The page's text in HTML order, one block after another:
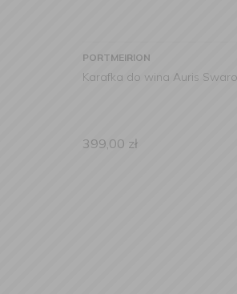
PORTMEIRION
Karafka do wina Auris
399,00 zł